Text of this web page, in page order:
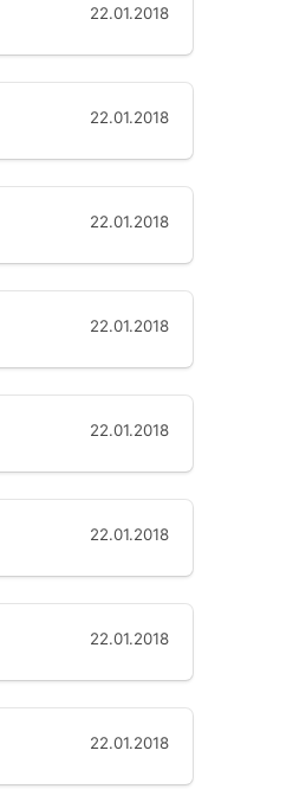
22.01.2018
22.01.2018
22.01.2018
22.01.2018
22.01.2018
22.01.2018
22.01.2018
22.01.2018